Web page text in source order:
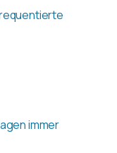
immer